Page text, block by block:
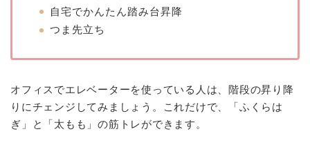
自宅でかんたん踏み台昇降
つま先立ち
オフィスでエレベーターを使っている人は、階段の昇り降
りにチェンジしてみましょう。これだけで、「ふくらは
ぎ」と「太もも」の筋トレができます。